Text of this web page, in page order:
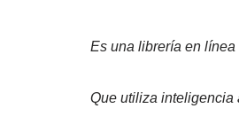
Es una librería en
Que utiliza inteligencia